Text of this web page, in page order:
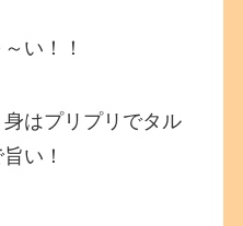
い！！
はプリプリでタル
い！